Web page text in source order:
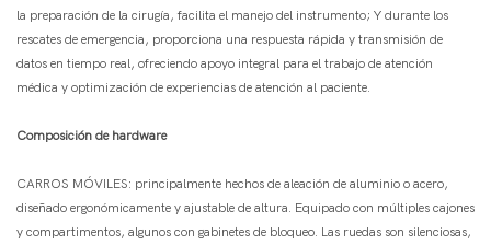
la preparación de la cirugía, facilita el manejo del instrumento; Y durante los
rescates de emergencia, proporciona una respuesta rápida y transmisión de
datos en tiempo real, ofreciendo apoyo integral para el trabajo de atención
médica y optimización de experiencias de atención al paciente.
Composición de hardware
CARROS MÓVILES: principalmente hechos de aleación de aluminio o acero,
diseñado ergonómicamente y ajustable de altura. Equipado con múltiples cajones
y compartimentos, algunos con gabinetes de bloqueo. Las ruedas son silenciosas,